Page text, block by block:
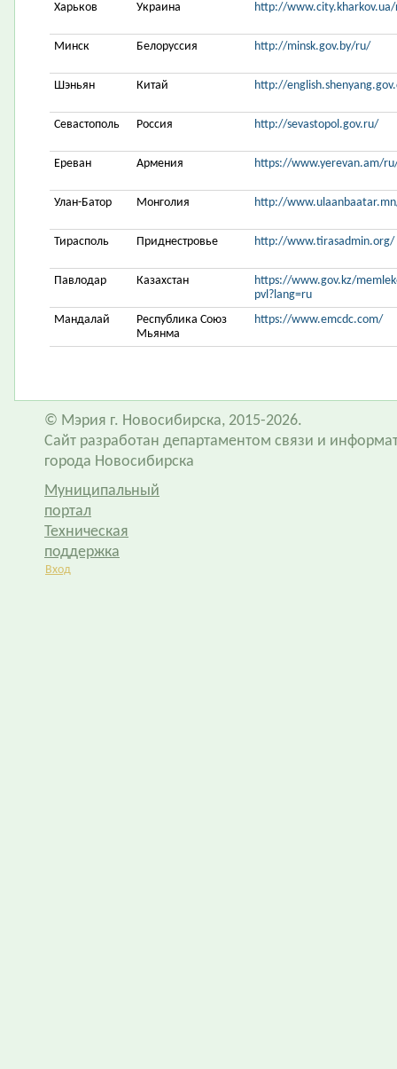
Харьков Украина http://
Минск Белоруссия http://minsk.gov.by/ru/
Шэньян Китай http://
Севастополь Россия http://sevastopol.gov.ru/
Ереван Армения https://www.yerevan.am/
Улан-Батор Монголия http://
Тирасполь Приднестровье http://www.tirasadmin.org/
Павлодар Казахстан
https://www.gov.kz/
pvl?lang=ru
Мандалай
Республика Союз
Мьянма
https://www.emcdc.com/
© Мэрия г. Новосибирска, 2015-2026.
Сайт разработан департаментом связи и
города Новосибирска
Муниципальный
портал
Техническая
поддержка
Вход